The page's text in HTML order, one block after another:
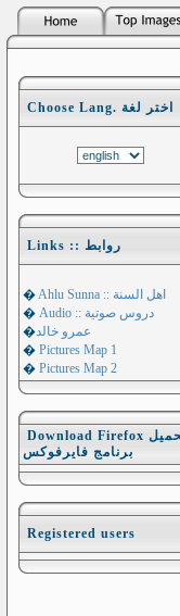
Choose Lang. اختر لغة
Links :: روابط
�
Ahlu Sunna :: اهل السنة
�
Audio :: دروس صوتية
�عمرو خالد
� Pictures Map 1
� Pictures Map 2
Download Firefox تحميل
برنامج فايرفوكس
Registered users